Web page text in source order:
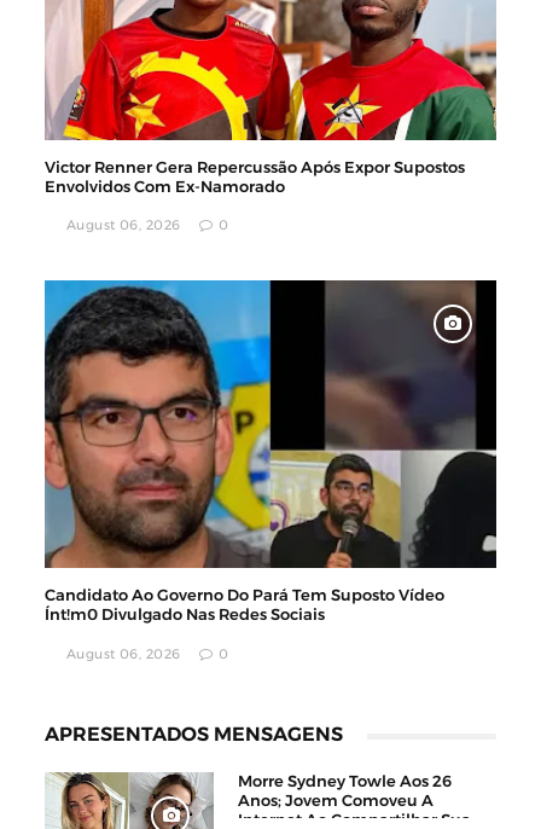
Victor Renner Gera Repercussão Após Expor Supostos
Envolvidos Com Ex-Namorado
August 06, 2026 0
Candidato Ao Governo Do Pará Tem Suposto Vídeo
Ínt!m0 Divulgado Nas Redes Sociais
August 06, 2026 0
APRESENTADOS MENSAGENS
Morre Sydney Towle Aos 26
Anos; Jovem Comoveu A
Internet Ao Compartilhar Sua